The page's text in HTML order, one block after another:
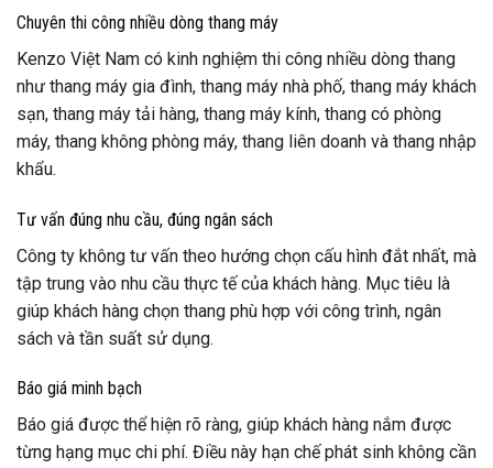
Chuyên thi công nhiều dòng thang máy
Kenzo Việt Nam có kinh nghiệm thi công nhiều dòng thang
như thang máy gia đình, thang máy nhà phố, thang máy khách
sạn, thang máy tải hàng, thang máy kính, thang có phòng
máy, thang không phòng máy, thang liên doanh và thang nhập
khẩu.
Tư vấn đúng nhu cầu, đúng ngân sách
Công ty không tư vấn theo hướng chọn cấu hình đắt nhất, mà
tập trung vào nhu cầu thực tế của khách hàng. Mục tiêu là
giúp khách hàng chọn thang phù hợp với công trình, ngân
sách và tần suất sử dụng.
Báo giá minh bạch
Báo giá được thể hiện rõ ràng, giúp khách hàng nắm được
từng hạng mục chi phí. Điều này hạn chế phát sinh không cần